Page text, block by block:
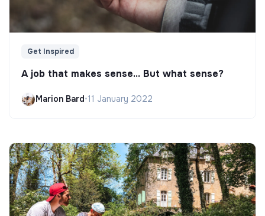
Get Inspired
A job that makes sense... But what sense?
Marion Bard•11 January 2022